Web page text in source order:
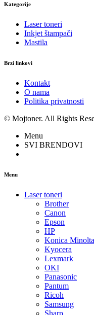
Kategorije
Laser toneri
Inkjet štampači
Mastila
Brzi linkovi
Kontakt
O nama
Politika privatnosti
© Mojtoner. All Rights
Menu
SVI BRENDOVI
Menu
Laser toneri
Brother
Canon
Epson
HP
Konica Minolta
Kyocera
Lexmark
OKI
Panasonic
Pantum
Ricoh
Samsung
Sharp